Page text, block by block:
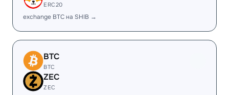
ERC20
exchange BTC на SHIB →
BTC
BTC
ZEC
ZEC